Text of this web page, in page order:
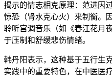
揭示的情志相克原理：范进因
惊恐（肾水克心火）来制衡。
聆听宫调音乐（如《春江花月
于压制和舒缓悲伤情绪。
韩丹阳表示，这种基于五行生
实践中的重要特色，在中医医